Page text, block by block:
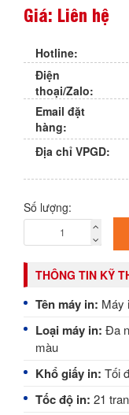
Giá: Liên hệ
Hotline:
Điện
thoại/Zalo:
Email đặt
hàng:
Địa chỉ VPGD:
Số lượng:
THÔNG TIN KỸ
Tên máy in: Máy
Loại máy in: Đa
màu
Khổ giấy in: Tối
Tốc độ in: 21